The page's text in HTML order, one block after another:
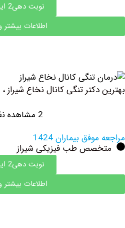
نوبت دهی2 اینترنتی
اطلاعات بیشتر و آدرس
تنگی کانال نخاع شیراز ،
بیماران 1424
طب فیزیکی شیراز
نوبت دهی2 اینترنتی
اطلاعات بیشتر و آدرس